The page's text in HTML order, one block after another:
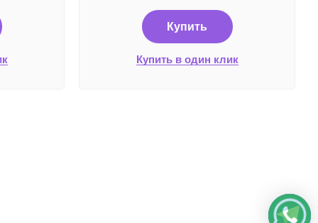
Купить
Купить в один клик